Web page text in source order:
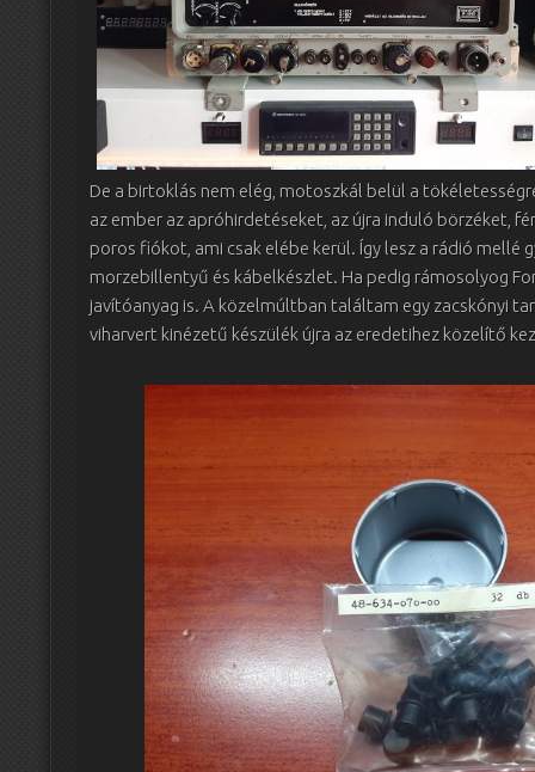
De a birtoklás nem elég, motoszkál belül a
az ember az apróhirdetéseket, az újra induló börzéket,
poros fiókot, ami csak elébe kerül. Így lesz a rádió mellé
morzebillentyű és kábelkészlet. Ha pedig rámosolyog
javítóanyag is. A közelmúltban találtam egy zacskónyi
viharvert kinézetű készülék újra az eredetihez közelítő